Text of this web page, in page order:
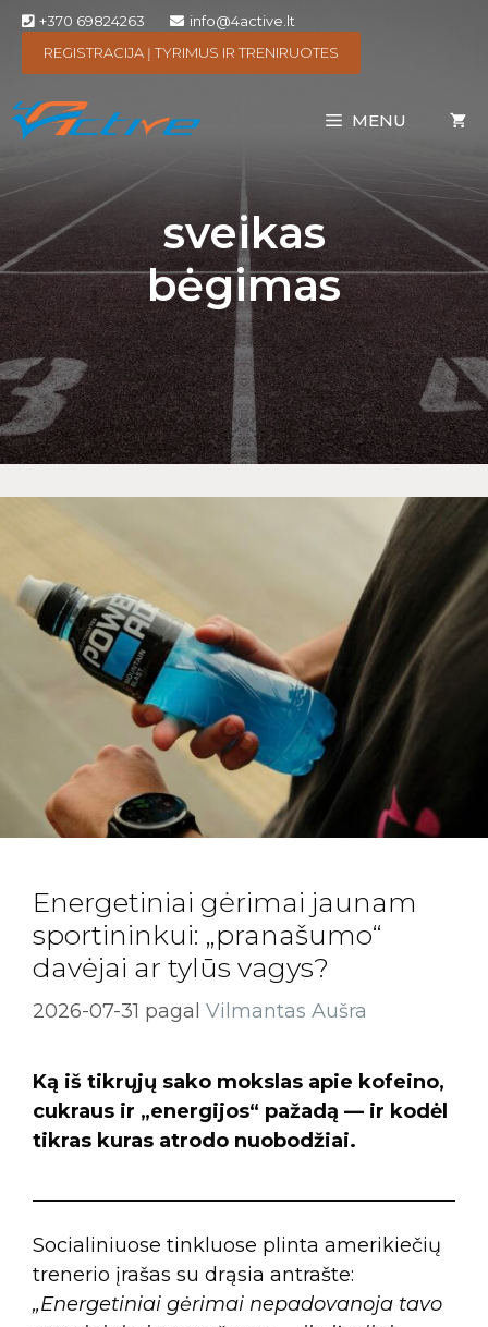
+370 69824263
info@4active.lt
REGISTRACIJA Į TYRIMUS IR TRENIRUOTES
MENU
sveikas
bėgimas
Energetiniai gėrimai jaunam
sportininkui: „pranašumo“
davėjai ar tylūs vagys?
2026-07-31 pagal Vilmantas Aušra
Ką iš tikrųjų sako mokslas apie kofeino,
cukraus ir „energijos“ pažadą — ir kodėl
tikras kuras atrodo nuobodžiai.
Socialiniuose tinkluose plinta amerikiečių
trenerio įrašas su drąsia antrašte:
„Energetiniai gėrimai nepadovanoja tavo